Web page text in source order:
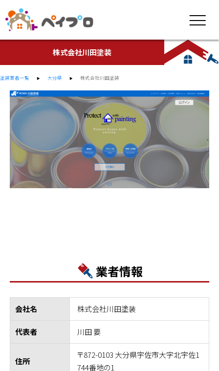
株式会社川田塗装
塗装業者一覧 大分県 株式会社川田塗装
業者情報
会社名 株式会社川田塗装
代表者 川田 要
住所
〒872-0103 大分県宇佐市大字北宇佐1
744番地の1